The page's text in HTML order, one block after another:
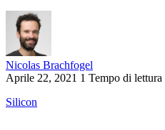
Nicolas Brachfogel
Aprile 22, 2021 1 Tempo di lettura
Silicon